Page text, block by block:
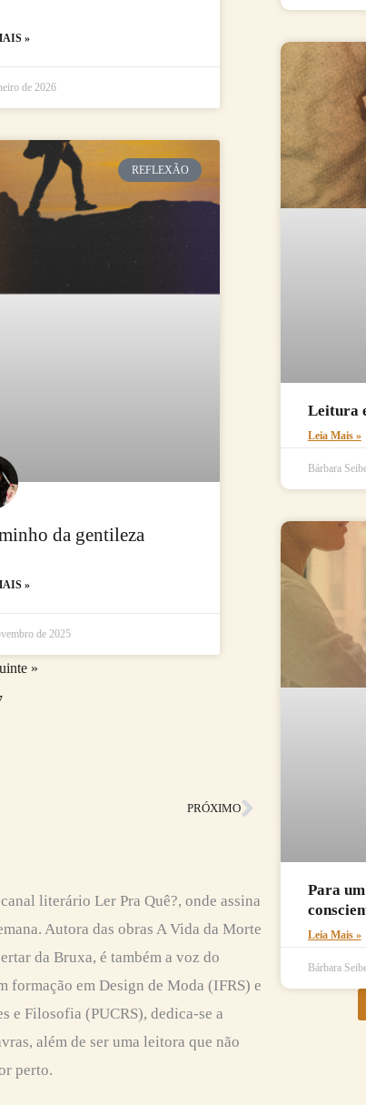
»
de 2026
REFLEXÃO
da gentileza
»
de 2025
»
PRÓXIMOPróximo
literário Ler Pra Quê?, onde assina
Autora das obras A Vida da Morte
da Bruxa, é também a voz do
formação em Design de Moda (IFRS) e
e Filosofia (PUCRS), dedica-se a
além de ser uma leitora que não
perto.
Leitura
Leia Mais »
Bárbara
Para
Leia Mais »
Bárbara